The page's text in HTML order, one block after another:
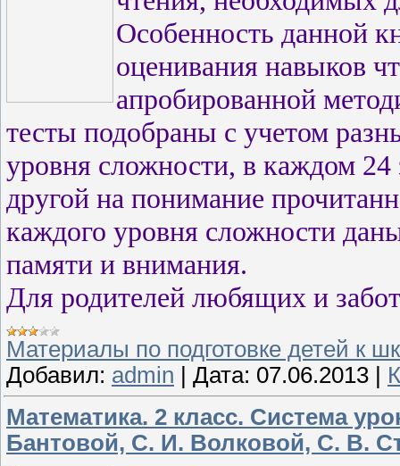
Особенность данной
оценивания навыков
апробированной
тесты подобраны с учетом
уровня сложности, в каждом 24
другой на понимание
каждого уровня сложности
памяти и внимания.
Для родителей любящих и
Материалы по подготовке детей к
Добавил: admin Дата: 07.06.2013
Математика. 2 класс. Система
Бантовой, С. И. Волковой, С. В.